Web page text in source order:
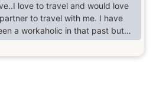
love to travel and would love
to travel with me. I have
a workaholic in that past but
year I had a change of attitude
decided to live life now. I might